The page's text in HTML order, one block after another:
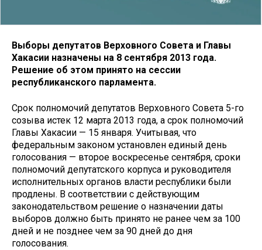
Выборы депутатов Верховного Совета и Главы
Хакасии назначены на 8 сентября 2013 года.
Решение об этом принято на сессии
республиканского парламента.
Срок полномочий депутатов Верховного Совета 5-го
созыва истек 12 марта 2013 года, а срок полномочий
Главы Хакасии — 15 января. Учитывая, что
федеральным законом установлен единый день
голосования — второе воскресенье сентября, сроки
полномочий депутатского корпуса и руководителя
исполнительных органов власти республики были
продлены. В соответствии с действующим
законодательством решение о назначении даты
выборов должно быть принято не ранее чем за 100
дней и не позднее чем за 90 дней до дня
голосования.